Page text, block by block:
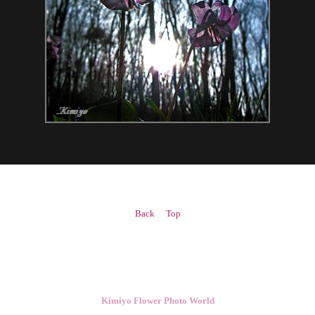
Back Top
Kimiyo Flower Photo World